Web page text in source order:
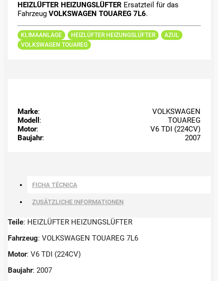
HEIZLÜFTER HEIZUNGSLÜFTERErsatzteil für das
Fahrzeug VOLKSWAGEN TOUAREG 7L6.
KLIMAANLAGE HEIZLÜFTER HEIZUNGSLÜFTER
AZUL
VOLKSWAGEN TOUAREG
Marke:
VOLKSWAGEN
Modell :
TOUAREG
Motor:
V6 TDI (224CV)
Baujahr: 2007
FICHA TÉCNICA
ZUSÄTZLICHE INFORMATIONEN
Teile: HEIZLÜFTER HEIZUNGSLÜFTER
Fahrzeug: VOLKSWAGEN TOUAREG 7L6
Motor: V6 TDI (224CV)
Baujahr: 2007